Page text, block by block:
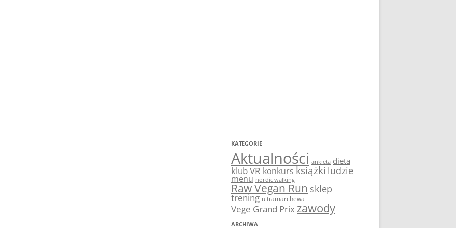
KATEGORIE
Aktualności ankieta dieta
klub VR konkurs książki ludzie
menu nordic walking
Raw Vegan Run sklep
trening ultramarchewa
Vege Grand Prix zawody
ARCHIWA